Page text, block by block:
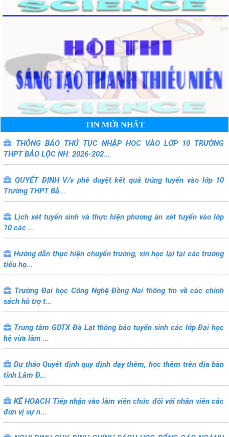
TIN MỚI NHẤT
THÔNG BÁO THỦ TỤC NHẬP HỌC VÀO LỚP 10 TRƯỜNG
THPT BẢO LỘC NH: 2026-202...
QUYẾT ĐỊNH V/v phê duyệt kết quả trúng tuyển vào lớp 10
Trường THPT Bả...
Lịch xét tuyển sinh và thực hiện phương án xét tuyển vào lớp
10 các ...
Hướng dẫn thực hiện chuyển trường, xin học lại tại các trường
tiểu họ...
Trường Đại học Công Nghệ Đồng Nai thông tin về các chính
sách hỗ trợ t...
Trung tâm GDTX Đà Lạt thông báo tuyển sinh các lớp Đại học
hệ vừa làm ...
Dự thảo Quyết định quy định dạy thêm, học thêm trên địa bàn
tỉnh Lâm Đ...
KẾ HOẠCH Tiếp nhận vào làm viên chức đối với nhân viên các
đơn vị sự n...